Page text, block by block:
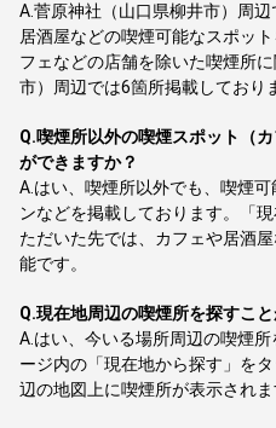
A.菅原神社（山口県柳井市）周辺
居酒屋などの喫煙可能なスポッ
フェなどの店舗を除いた喫煙所
市）周辺では6箇所掲載しており
Q.喫煙所以外の喫煙スポット（
ができますか？
A. はい、喫煙所以外でも、喫煙
ンなどを掲載しております。「
ただいた先では、カフェや居酒
能です。
Q.現在地周辺の喫煙所を探すこ
A. はい、今いる場所周辺の喫煙
ージ内の「現在地から探す」を
辺の地図上に喫煙所が表示されま